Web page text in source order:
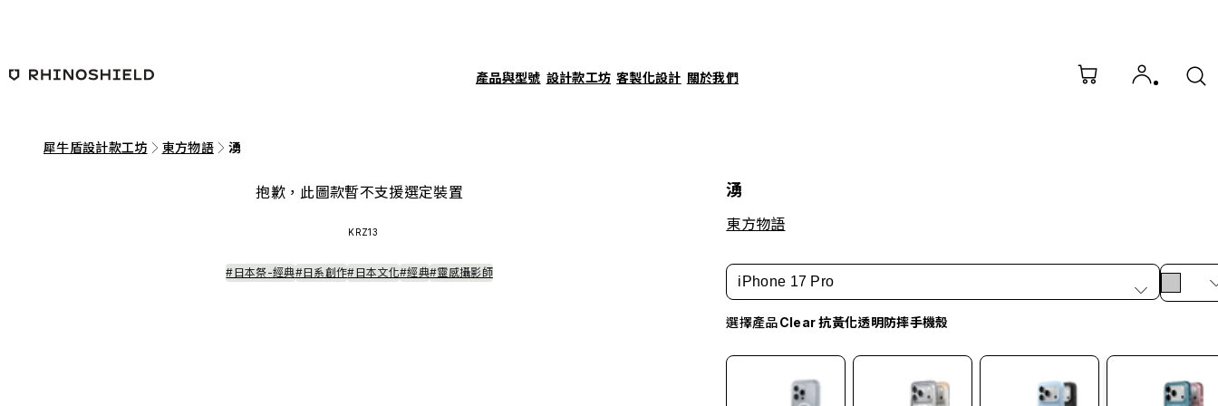
產品與型號 設計款工坊 客製化設計 關於我們
犀牛盾設計款工坊 東方物語 湧
抱歉，此圖款暫不支援選定裝置
KRZ13
#日本祭-經典#日系創作#日本文化#經典#靈感攝影師
湧
東方物語
iPhone 17 Pro
選擇產品Clear 抗黃化透明防摔手機殼